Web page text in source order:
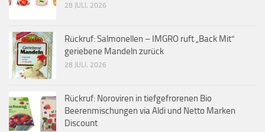
28 JULI, 2026
Rückruf: Salmonellen – IMGRO ruft „Back Mit“
geriebene Mandeln zurück
28 JULI, 2026
Rückruf: Noroviren in tiefgefrorenen Bio
Beerenmischungen via Aldi und Netto Marken
Discount